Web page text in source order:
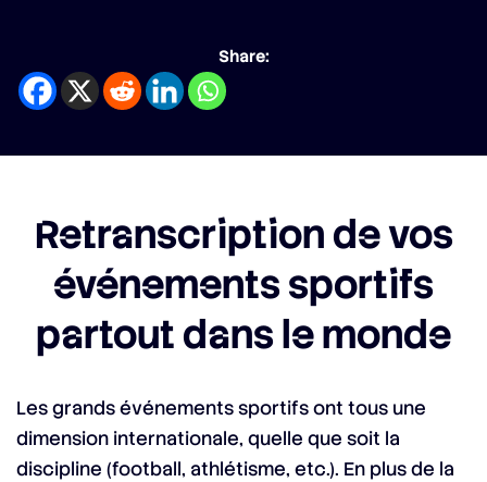
Share:
Retranscription de vos
événements sportifs
partout dans le monde
Les grands événements sportifs ont tous une
dimension internationale, quelle que soit la
discipline (football, athlétisme, etc.). En plus de la